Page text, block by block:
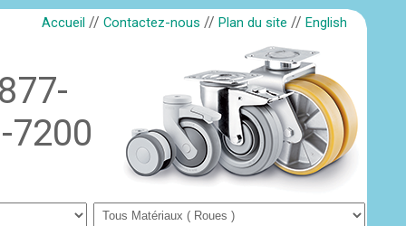
Accueil // Contactez-nous // Plan du site // English
7200